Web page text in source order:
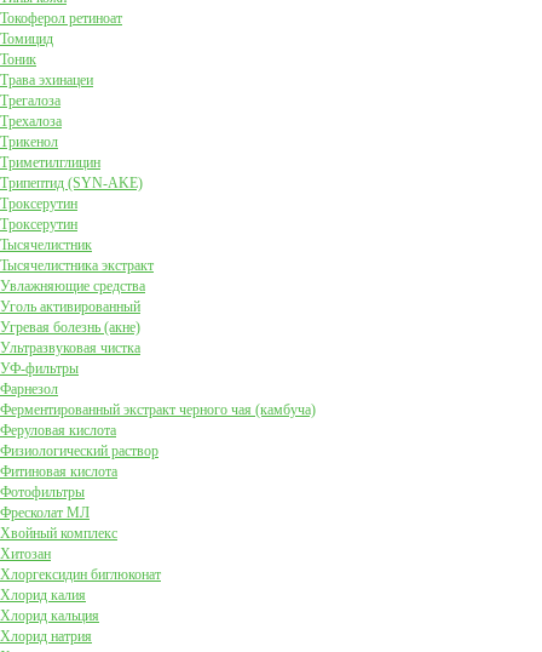
Токоферол ретиноат
Томицид
Тоник
Трава эхинацеи
Трегалоза
Трехалоза
Трикенол
Триметилглицин
Трипептид (SYN-AKE)
Троксерутин
Троксерутин
Тысячелистник
Тысячелистника экстракт
Увлажняющие средства
Уголь активированный
Угревая болезнь (акне)
Ультразвуковая чистка
УФ-фильтры
Фарнезол
Ферментированный экстракт черного чая (камбуча)
Феруловая кислота
Физиологический раствор
Фитиновая кислота
Фотофильтры
Фресколат МЛ
Хвойный комплекс
Хитозан
Хлоргексидин биглюконат
Хлорид калия
Хлорид кальция
Хлорид натрия